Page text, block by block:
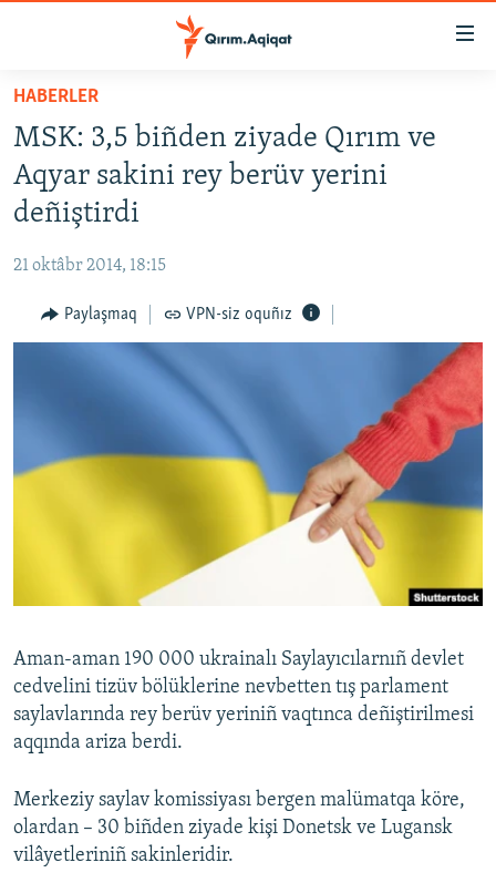
Esas
qaytmaq
Baş
navigatsiyağa
qaytmaq
Qıdıruvğa
İQTİSADİYAT
MEDENİYET
İNSAN AQLARI
FİKİR
RFE/RS bütün saytları
HABERLER
MSK: 3,5 biñden ziyade Qırım ve
Aqyar sakini rey berüv yerini
deñiştirdi
21 oktâbr 2014, 18:15
Paylaşmaq VPN-siz oquñız
Aman-aman 190 000 ukrainalı Saylayıcılarnıñ devlet
cedvelini tizüv bölüklerine nevbetten tış parlament
saylavlarında rey berüv yeriniñ vaqtınca deñiştirilmesi
aqqında ariza berdi.
Merkeziy saylav komissiyası bergen malümatqa köre,
olardan – 30 biñden ziyade kişi Donetsk ve Lugansk
vilâyetleriniñ sakinleridir.